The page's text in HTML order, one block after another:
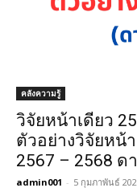
คลังความรู้
วิจัยหน้าเดียว
ตัวอย่างวิจัยหน้
2567 – 2568
admin001 - 5 กุมภาพันธ์